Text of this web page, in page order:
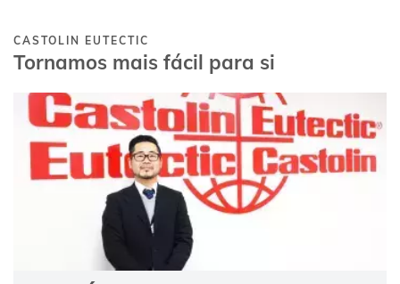
CASTOLIN EUTECTIC
Tornamos mais fácil para si